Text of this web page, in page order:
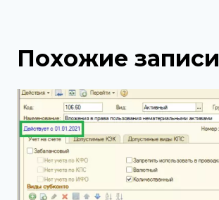
Похожие записи